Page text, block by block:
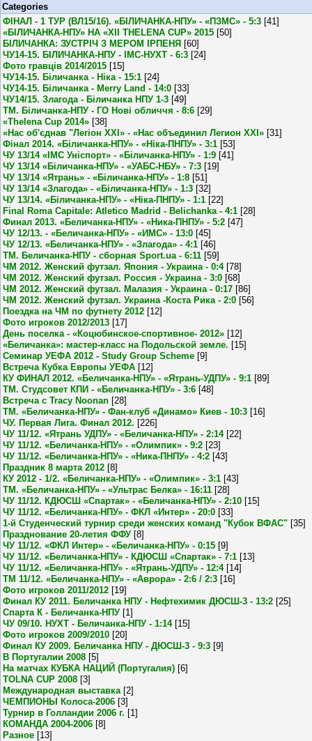
Categories
ФІНАЛ - 1 ТУР (ВЛ15/16). «БІЛИЧАНКА-НПУ» - «ПЗМС» - 5:3 [41]
«БІЛИЧАНКА-НПУ» НА «XII THELENA CUP» 2015 [50]
БІЛИЧАНКА: ЗУСТРІЧ З МЕРОМ ІРПЕНЯ [60]
ЧУ14-15. БІЛИЧАНКА-НПУ - ІМС-НУХТ - 6:3 [24]
Фото гравців 2014/2015 [15]
ЧУ14-15. Біличанка - Ніка - 15:1 [24]
ЧУ14-15. Біличанка - Merry Land - 14:0 [33]
ЧУ14/15. Злагода - Біличанка НПУ 1-3 [49]
ТМ. Біличанка-НПУ - ГО Нові обличчя - 8:6 [29]
«Thelena Cup 2014» [38]
«Нас об'єднав "Легіон XXI» - «Нас объединил Легион XXI» [31]
Фінал 2014. «Біличанка-НПУ» - «Ніка-ПНПУ» - 3:1 [53]
ЧУ 13/14 «ІМС Уніспорт» - «Біличанка-НПУ» - 1:9 [41]
ЧУ 13/14 «Біличанка-НПУ» - «УАБС-НБУ» - 7:3 [19]
ЧУ 13/14 «Ятрань» - «Біличанка-НПУ» - 1:8 [51]
ЧУ 13/14 «Злагода» - «Біличанка-НПУ» - 1:3 [32]
ЧУ 13/14. «Біличанка-НПУ» - «Ніка-ПНПУ» - 1:1 [22]
Final Roma Capitale: Atletico Madrid - Belichanka - 4:1 [28]
Финал 2013. «Беличанка-НПУ» - «Ника-ПНПУ» - 5:2 [47]
ЧУ 12/13. - «Беличанка-НПУ» - «ИМС» - 13:0 [45]
ЧУ 12/13. «Беличанка-НПУ» - «Злагода» - 4:1 [46]
ТМ. Беличанка-НПУ - сборная Sport.ua - 6:11 [59]
ЧМ 2012. Женский футзал. Япония - Украина - 0:4 [78]
ЧМ 2012. Женский футзал. Россия - Украина - 3:0 [68]
ЧМ 2012. Женский футзал. Малазия - Украина - 0:17 [86]
ЧМ 2012. Женский футзал. Украина -Коста Рика - 2:0 [56]
Поездка на ЧМ по футнету 2012 [12]
Фото игроков 2012/2013 [17]
День поселка - «Коцюбинское-спортивное- 2012» [12]
«Беличанка»: мастер-класс на Подольской земле. [15]
Семинар УЕФА 2012 - Study Group Scheme [9]
Встреча Кубка Европы УЕФА [12]
КУ ФИНАЛ 2012. «Беличанка-НПУ» - «Ятрань-УДПУ» - 9:1 [89]
ТМ. Студсовет КПИ - «Беличанка-НПУ» - 3:6 [48]
Встреча с Tracy Noonan [28]
ТМ. «Беличанка-НПУ» - Фан-клуб «Динамо» Киев - 10:3 [16]
ЧУ. Первая Лига. Финал 2012. [226]
ЧУ 11/12. «Ятрань УДПУ» - «Беличанка-НПУ» - 2:14 [22]
ЧУ 11/12. «Беличанка-НПУ» - «Олимпик» - 9:2 [23]
ЧУ 11/12. «Беличанка-НПУ» - «Ника-ПНПУ» - 4:2 [43]
Праздник 8 марта 2012 [8]
КУ 2012 - 1/2. «Беличанка-НПУ» - «Олимпик» - 3:1 [43]
ТМ. «Беличанка-НПУ» - «Ультрас Белка» - 16:11 [28]
ЧУ 11/12. КДЮСШ «Спартак» - «Беличанка-НПУ» - 2:10 [15]
ЧУ 11/12. «Беличанка-НПУ» - ФКЛ «Интер» - 20:0 [33]
1-й Студенческий турнир среди женских команд "Кубок ВФАС" [35]
Празднование 20-летия ФФУ [8]
ЧУ 11/12. «ФКЛ Интер» - «Беличанка-НПУ» - 0:15 [9]
ЧУ 11/12. «Беличанка-НПУ» - КДЮСШ «Спартак» - 7:1 [13]
ЧУ 11/12. «Беличанка-НПУ» - «Ятрань-УДПУ» - 12:4 [14]
ТМ 11/12. «Беличанка-НПУ» - «Аврора» - 2:6 / 2:3 [16]
Фото игроков 2011/2012 [19]
Финал КУ 2011. Беличанка НПУ - Нефтехимик ДЮСШ-3 - 13:2 [25]
Спарта К - Беличанка-НПУ [1]
ЧУ 09/10. НУХТ - Беличанка-НПУ - 1:14 [15]
Фото игроков 2009/2010 [20]
Финал КУ 2009. Беличанка НПУ - ДЮСШ-3 - 9:3 [9]
В Португалии 2008 [5]
На матчах КУБКА НАЦИЙ (Португалия) [6]
TOLNA CUP 2008 [3]
Международная выставка [2]
ЧЕМПИОНЫ Колоса-2006 [3]
Турнир в Голландии 2006 г. [1]
КОМАНДА 2004-2006 [8]
Разное [13]